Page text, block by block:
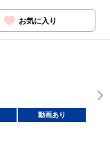
お気に入り
動画あり